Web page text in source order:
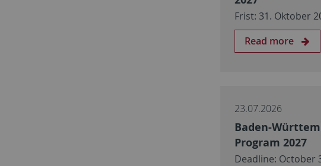
Frist: 31. Oktober
Read more
23.07.2026
Baden-
Program 2027
Deadline: October